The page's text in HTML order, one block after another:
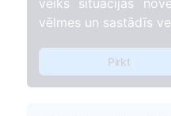
veiks situācijas
vēlmes un sastādīs
Pirkt